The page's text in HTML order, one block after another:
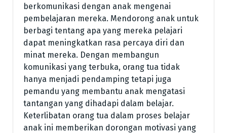
berkomunikasi dengan anak mengenai
pembelajaran mereka. Mendorong anak untuk
berbagi tentang apa yang mereka pelajari
dapat meningkatkan rasa percaya diri dan
minat mereka. Dengan membangun
komunikasi yang terbuka, orang tua tidak
hanya menjadi pendamping tetapi juga
pemandu yang membantu anak mengatasi
tantangan yang dihadapi dalam belajar.
Keterlibatan orang tua dalam proses belajar
anak ini memberikan dorongan motivasi yang